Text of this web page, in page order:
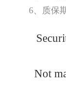
6、质保
Not